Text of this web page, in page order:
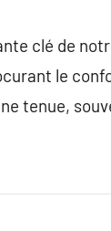
clé de
le
tenue,